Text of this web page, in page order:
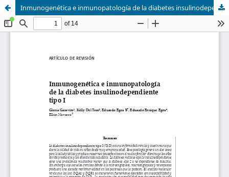
Inmunogenética e inmunopatología de la diabetes insulinodependiente tipo I